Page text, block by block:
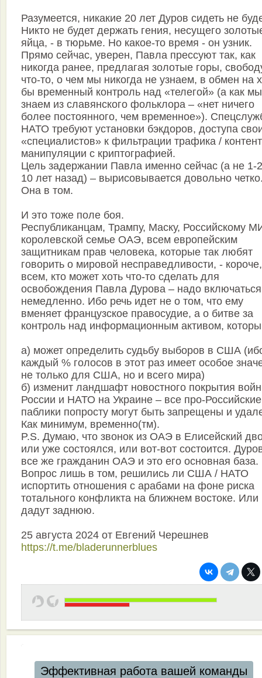
Разумеется, никакие 20 лет Дуров сидеть не
Никто не будет держать гения, несущего
яйца, - в тюрьме. Но какое-то время - он узник.
Прямо сейчас, уверен, Павла прессуют так, как
никогда ранее, предлагая золотые горы,
что-то, о чем мы никогда не узнаем, в обмен на
бы временный контроль над «телегой» (а как мы
знаем из славянского фольклора – «нет ничего
более постоянного, чем временное»).
НАТО требуют установки бэкдоров, доступа
«специалистов» к фильтрации трафика /
манипуляции с криптографией.
Цель задержании Павла именно сейчас (а не 1-
10 лет назад) – вырисовывается довольно
Она в том.
И это тоже поле боя.
Республиканцам, Трампу, Маску, Российскому
королевской семье ОАЭ, всем европейским
защитникам прав человека, которые так любят
говорить о мировой несправедливости, - короче,
всем, кто может хоть что-то сделать для
освобождения Павла Дурова – надо включаться
немедленно. Ибо речь идет не о том, что ему
вменяет французское правосудие, а о битве за
контроль над информационным активом,
а) может определить судьбу выборов в США
каждый % голосов в этот раз имеет особое
не только для США, но и всего мира)
б) изменит ландшафт новостного покрытия
России и НАТО на Украине – все про-Российские
паблики попросту могут быть запрещены и
Как минимум, временно(тм).
P.S. Думаю, что звонок из ОАЭ в Елисейский
или уже состоялся, или вот-вот состоится.
все же гражданин ОАЭ и это его основная база.
Вопрос лишь в том, решились ли США / НАТО
испортить отношения с арабами на фоне риска
тотального конфликта на ближнем востоке. Или
дадут заднюю.
25 августа 2024 от Евгений Черешнев
https://t.me/bladerunnerblues